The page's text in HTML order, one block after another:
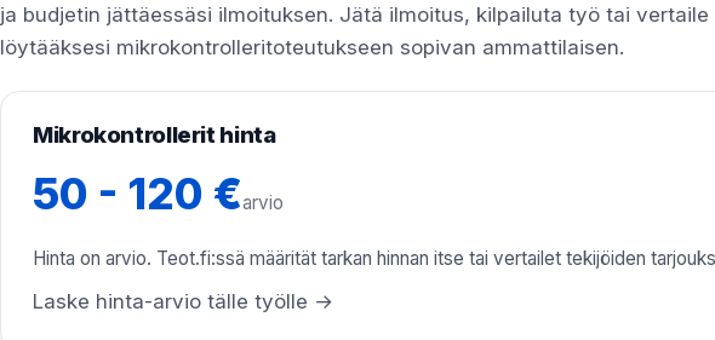
ja budjetin jättäessäsi ilmoituksen. Jätä ilmoitus, kilpailuta työ tai vertaile
löytääksesi mikrokontrolleritoteutukseen sopivan ammattilaisen.
Mikrokontrollerit hinta
50 - 120 €arvio
Hinta on arvio. Teot.fi:ssä määrität tarkan hinnan itse tai vertailet tekijöiden
Laske hinta-arvio tälle työlle →